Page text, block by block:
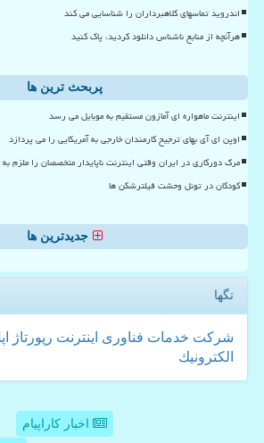
اندروید تماسهای کلاهبرداران را شناسایی می کند
هرآنچه از منابع ناشناس دانلود کردید، پاک کنید
پربحث ترین ها
اینترنت ماهواره ای آمازون مستقیم به موبایل می رسد
اوپن ای آی بهای ترجیح کارمندان خارجی به آمریکایی را می پردازد
مرگ دورکاری در ایران وقتی اینترنت ناپایدار متخصصان را ملزم
کودکان در تونل وحشت فیلترشکن ها
جدیدترین ها
تگها
شركت خدمات فناوری اینترنت رپورتاژ
الكترونیك
اخبار کاراپیام